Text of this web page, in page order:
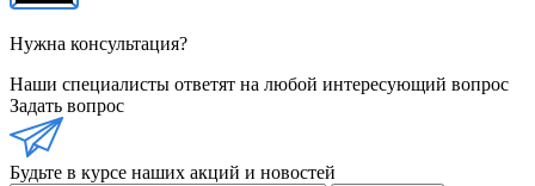
Нужна консультация?
Наши специалисты ответят на любой интересующий вопрос
Задать вопрос
Будьте в курсе наших акций и новостей